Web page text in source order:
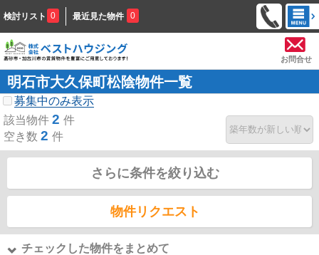
検討リスト 0 最近見た物件 0
お問合せ
明石市大久保町松陰物件一覧
募集中のみ表示
該当物件 2 件
空き数 2 件
さらに条件を絞り込む
物件リクエスト
チェックした物件をまとめて